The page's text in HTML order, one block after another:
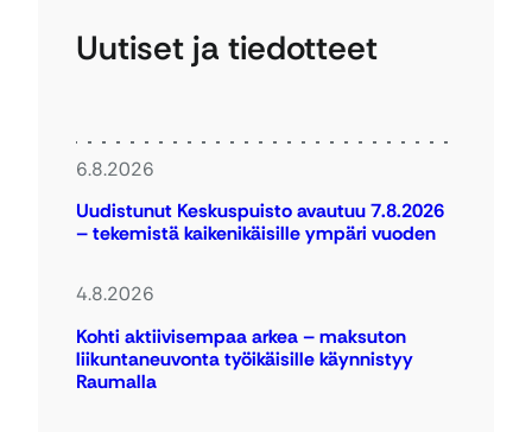
Uutiset ja tiedotteet
6.8.2026
Uudistunut Keskuspuisto avautuu 7.8.2026
– tekemistä kaikenikäisille ympäri vuoden
4.8.2026
Kohti aktiivisempaa arkea – maksuton
liikuntaneuvonta työikäisille käynnistyy
Raumalla